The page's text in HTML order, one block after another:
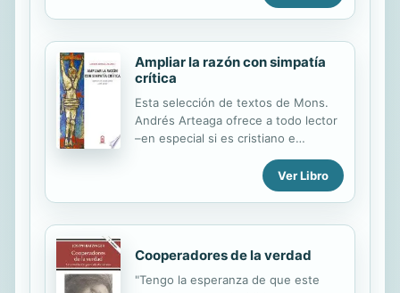
millones de niños de todas las razas
musicales que estamos
acostumbrados a escuchar pero que
quizá no conocemos por completo
Ampliar la razón con simpatía
crítica
Esta selección de textos de Mons.
Andrés Arteaga ofrece a todo lector
–en especial si es cristiano e
de brújula orientadora para entender
la actualidad profética del Concilio
exponen su impacto, que célebres
su sentido. Impresiona la profusión
de información bibliográfica en torno
Ver Libro
Cooperadores de la verdad
"Tengo la esperanza de que este